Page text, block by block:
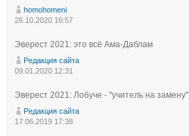
homohomeni
26.10.2020 16:57
Эверест 2021: это всё Ама-Даблам
Редакция сайта
09.01.2020 12:31
Эверест 2021: Лобуче - "учитель на замену"
Редакция сайта
17.06.2019 17:38